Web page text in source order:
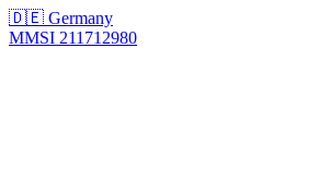
🇩🇪 Germany
MMSI 211712980